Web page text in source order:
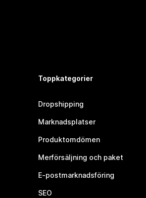
Toppkategorier
Dropshipping
Marknadsplatser
Produktomdömen
Merförsäljning och paket
E-postmarknadsföring
SEO